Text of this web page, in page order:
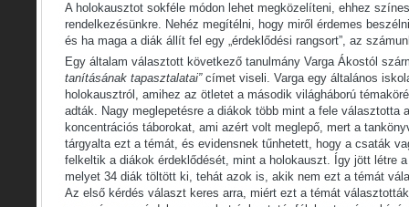
A holokausztot sokféle módon lehet megközelíteni, ehhez
rendelkezésünkre. Nehéz megítélni, hogy miről érdemes
és ha maga a diák állít fel egy „érdeklődési rangsort”, az
Egy általam választott következő tanulmány Varga Ákostól
tanításának tapasztalatai”címet viseli. Varga egy általános
holokausztról, amihez az ötletet a második világháború
adták. Nagy meglepetésre a diákok több mint a fele választotta
koncentrációs táborokat, ami azért volt meglepő, mert a
tárgyalta ezt a témát, és evidensnek tűnhetett, hogy a csaták
felkeltik a diákok érdeklődését, mint a holokauszt. Így jött létre
melyet 34 diák töltött ki, tehát azok is, akik nem ezt a témát
Az első kérdés választ keres arra, miért ezt a témát